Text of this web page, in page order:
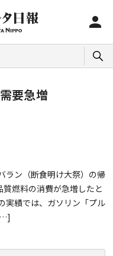
要急増
ラン（断食明け大祭）の帰
燃料の消費が急増したと
実績では、ガソリン「プル